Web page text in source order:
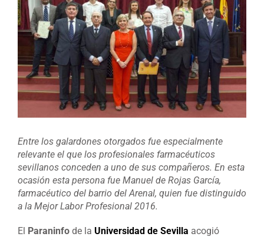
grande
Entre los galardones otorgados fue especialmente
relevante el que los profesionales farmacéuticos
sevillanos conceden a uno de sus compañeros. En esta
ocasión esta persona fue Manuel de Rojas García,
farmacéutico del barrio del Arenal, quien fue distinguido
a la Mejor Labor Profesional 2016.
El Paraninfo de la Universidad de Sevilla acogió